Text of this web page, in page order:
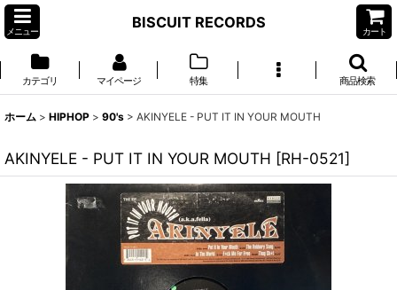
メニュー
BISCUIT RECORDS
カート
カテゴリ マイページ 特集 商品検索
ホーム > HIPHOP > 90's > AKINYELE - PUT IT IN YOUR MOUTH
AKINYELE - PUT IT IN YOUR MOUTH [RH-0521]